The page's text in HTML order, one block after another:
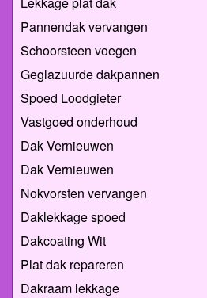
Pannendak vervangen
Schoorsteen voegen
Geglazuurde dakpannen
Spoed Loodgieter
Vastgoed onderhoud
Dak Vernieuwen
Dak Vernieuwen
Nokvorsten vervangen
Daklekkage spoed
Dakcoating Wit
Plat dak repareren
Dakraam lekkage